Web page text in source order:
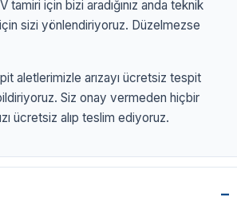
için bizi aradığınız anda teknik
sizi yönlendiriyoruz. Düzelmezse
aletlerimizle arızayı ücretsiz tespit
Siz onay vermeden hiçbir
ücretsiz alıp teslim ediyoruz.